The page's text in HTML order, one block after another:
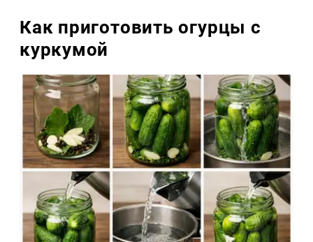
Как приготовить огурцы с
куркумой